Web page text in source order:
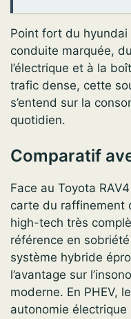
Point fort du hyundai
conduite marquée,
l’électrique et à la
trafic dense, cette
s’entend sur la
quotidien.
Comparatif
Face au Toyota
carte du raffinement
high-tech très
référence en
système hybride
l’avantage sur
moderne. En PHEV,
autonomie